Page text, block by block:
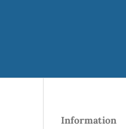
Information